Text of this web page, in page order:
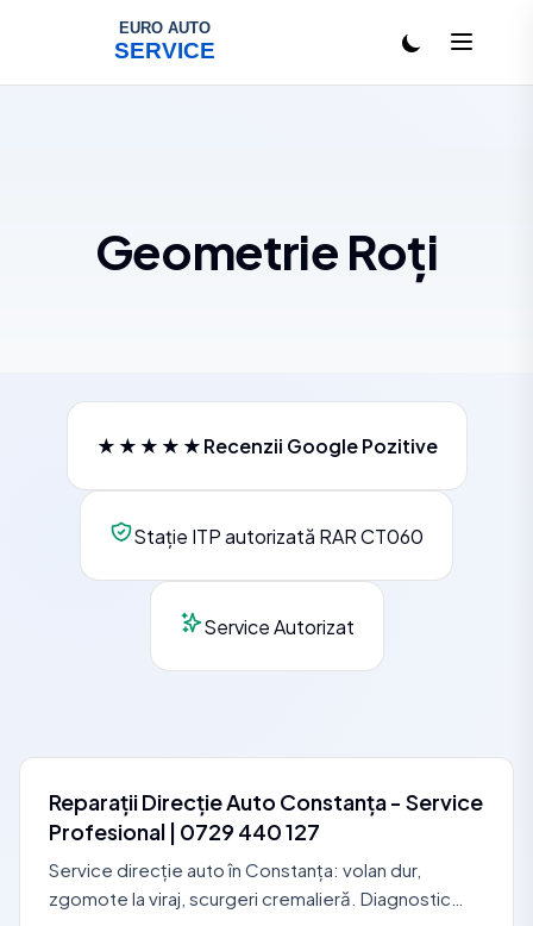
Geometrie Roți
★★★★★Recenzii Google Pozitive
Stație ITP autorizată RAR CT060
Service Autorizat
Reparații Direcție Auto Constanța - Service
Profesional | 0729 440 127
Service direcție auto în Constanța: volan dur,
zgomote la viraj, scurgeri cremalieră. Diagnostic